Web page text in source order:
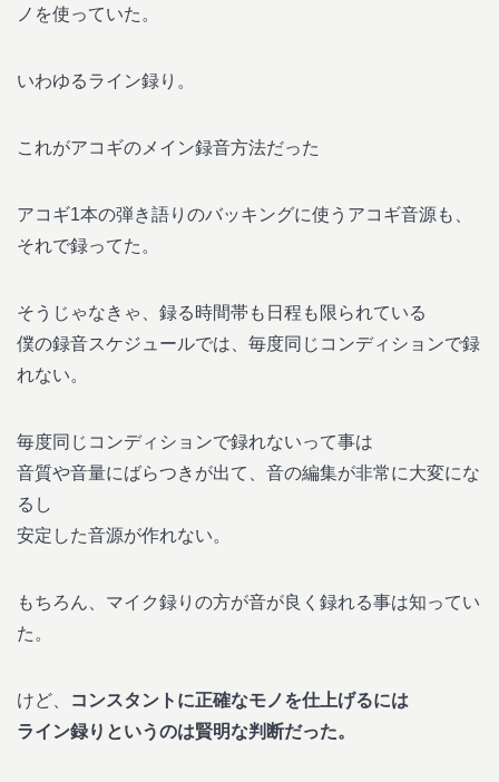
ノを使っていた。
いわゆるライン録り。
これがアコギのメイン録音方法だった
アコギ1本の弾き語りのバッキングに使うアコギ音源も、
それで録ってた。
そうじゃなきゃ、録る時間帯も日程も限られている
僕の録音スケジュールでは、毎度同じコンディションで録
れない。
毎度同じコンディションで録れないって事は
音質や音量にばらつきが出て、音の編集が非常に大変にな
るし
安定した音源が作れない。
もちろん、マイク録りの方が音が良く録れる事は知ってい
た。
けど、
コンスタントに正確なモノを仕上げるには
ライン録りというのは賢明な判断だった。